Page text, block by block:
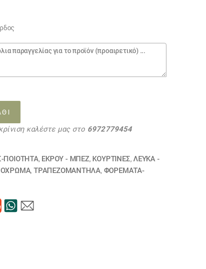
καλέστε μας στο 6972779454
ΠΟΙΟΤΗΤΑ, ΕΚΡΟΥ - ΜΠΕΖ, ΚΟΥΡΤΊΝΕΣ,ΛΕΥΚΑ -
, ΤΡΑΠΕΖΟΜΆΝΤΗΛΑ, ΦΟΡΕΜΑΤΑ-